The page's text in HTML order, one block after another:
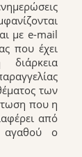
με e-mail
που έχει
των
που η
από
αγαθού ο